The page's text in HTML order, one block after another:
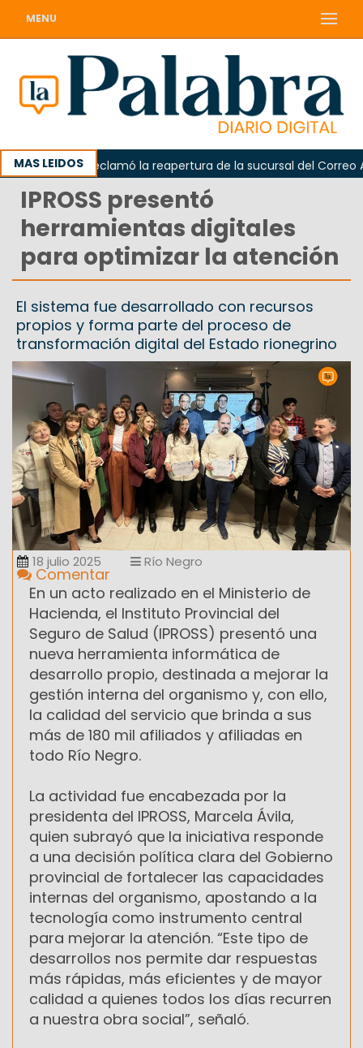
MENU
MAS LEIDOS
Odarda reclamó la reapertura de la sucursal del Correo
IPROSS presentó
herramientas digitales
para optimizar la atención
El sistema fue desarrollado con recursos
propios y forma parte del proceso de
transformación digital del Estado rionegrino
18 julio 2025 Río Negro
Comentar
En un acto realizado en el Ministerio de
Hacienda, el Instituto Provincial del
Seguro de Salud (IPROSS) presentó una
nueva herramienta informática de
desarrollo propio, destinada a mejorar la
gestión interna del organismo y, con ello,
la calidad del servicio que brinda a sus
más de 180 mil afiliados y afiliadas en
todo Río Negro.
La actividad fue encabezada por la
presidenta del IPROSS, Marcela Ávila,
quien subrayó que la iniciativa responde
a una decisión política clara del Gobierno
provincial de fortalecer las capacidades
internas del organismo, apostando a la
tecnología como instrumento central
para mejorar la atención. “Este tipo de
desarrollos nos permite dar respuestas
más rápidas, más eficientes y de mayor
calidad a quienes todos los días recurren
a nuestra obra social”, señaló.